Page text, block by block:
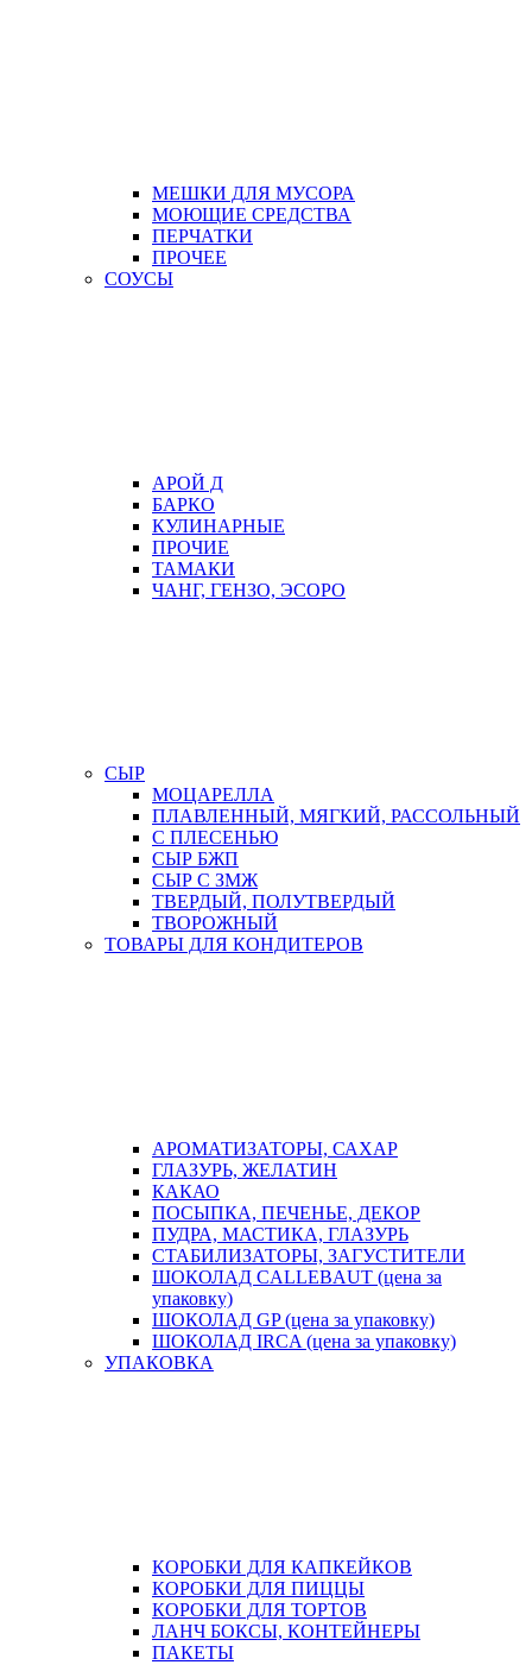
МЕШКИ ДЛЯ МУСОРА
МОЮЩИЕ СРЕДСТВА
ПЕРЧАТКИ
ПРОЧЕЕ
СОУСЫ
АРОЙ Д
БАРКО
КУЛИНАРНЫЕ
ПРОЧИЕ
ТАМАКИ
ЧАНГ, ГЕНЗО, ЭСОРО
СЫР
МОЦАРЕЛЛА
ПЛАВЛЕННЫЙ, МЯГКИЙ, РАССОЛЬНЫЙ
С ПЛЕСЕНЬЮ
СЫР БЖП
СЫР С ЗМЖ
ТВЕРДЫЙ, ПОЛУТВЕРДЫЙ
ТВОРОЖНЫЙ
ТОВАРЫ ДЛЯ КОНДИТЕРОВ
АРОМАТИЗАТОРЫ, САХАР
ГЛАЗУРЬ, ЖЕЛАТИН
КАКАО
ПОСЫПКА, ПЕЧЕНЬЕ, ДЕКОР
ПУДРА, МАСТИКА, ГЛАЗУРЬ
СТАБИЛИЗАТОРЫ, ЗАГУСТИТЕЛИ
ШОКОЛАД CALLEBAUT (цена за
упаковку)
ШОКОЛАД GP (цена за упаковку)
ШОКОЛАД IRCA (цена за упаковку)
УПАКОВКА
КОРОБКИ ДЛЯ КАПКЕЙКОВ
КОРОБКИ ДЛЯ ПИЦЦЫ
КОРОБКИ ДЛЯ ТОРТОВ
ЛАНЧ БОКСЫ, КОНТЕЙНЕРЫ
ПАКЕТЫ